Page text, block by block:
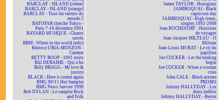
BARCLAY - ISLAND [crème]
BARCLAY - ISLAND [orange]
BARCLAY - Tous les talents du
monde 2
BATOFAR cherche Tokyo -
Paris 7-16 décembre 2001
BAYARD MUSIQUE - Chants
sacrés
BBM - Where in the world (edit)
Béatrice URIA-MONZON -
Carmen
BETTY BOOP - 1001 nuits
Bill DERAIME - Qui a bu
Billy BRAGG - Mr love &
justice
BLACK - Here it comes again
BMG 99/11 Hot Sampler
BMG News Janvier 1999
Bob DYLAN - Le sampler Rock
and Folk
James TAYLOR - Hourglass
JAMIROQUAI - Black
capricorn day
JAMIROQUAI - High times,
singles 1992-2006
Jean ROCHEFORT - Histoires
de voyages
Jean-Jacques MILTEAU - JJ
Milteau
Jean-Louis MURAT - Le cri du
papillon
Joe COCKER - Let the healing
begin
Joe COCKER - When a woman
cries
John CALE - Black acetate
PROMO
Johnny HALLYDAY - Les
duos inédits
Johnny HALLYDAY - Rester